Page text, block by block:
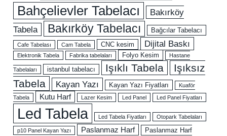
Bahçelievler Tabelacı
Bakırköy
Tabela
Bakırköy Tabelacı Bağcılar Tabelacı
Cafe Tabelası Cam Tabela CNC kesim Dijital Baskı
Elektronik Tabela Fabrika tabelaları Folyo Kesim Hastane
Tabelaları istanbul tabelacı Işıklı Tabela
Işıksız
Tabela
Kayan Yazı Kayan Yazı Fiyatları
Kuaför
Tabela
Kutu Harf Lazer Kesim Led Panel Led Panel Fiyatları
Led Tabela Led Tabela Fiyatları Otopark Tabelaları
p10 Panel Kayan Yazı Paslanmaz Harf Paslanmaz Harf